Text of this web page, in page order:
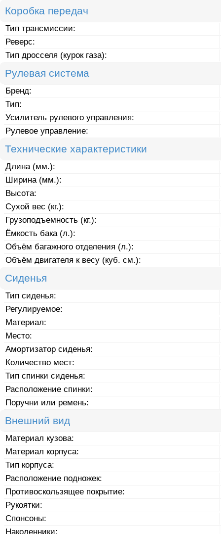
Коробка передач
Тип трансмиссии:
Реверс:
Тип дросселя (курок газа):
Рулевая система
Бренд:
Тип:
Усилитель рулевого управления:
Рулевое управление:
Технические характеристики
Длина (мм.):
Ширина (мм.):
Высота:
Сухой вес (кг.):
Грузоподъемность (кг.):
Ёмкость бака (л.):
Объём багажного отделения (л.):
Объём двигателя к весу (куб. см.):
Сиденья
Тип сиденья:
Регулируемое:
Материал:
Место:
Амортизатор сиденья:
Количество мест:
Тип спинки сиденья:
Расположение спинки:
Поручни или ремень:
Внешний вид
Материал кузова:
Материал корпуса:
Тип корпуса:
Расположение подножек:
Противоскользящее покрытие:
Рукоятки:
Спонсоны:
Наколенники: